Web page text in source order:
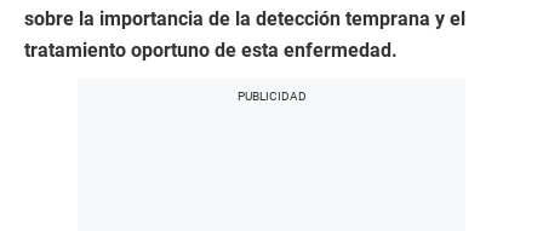
sobre la importancia de la detección temprana y el
tratamiento oportuno de esta enfermedad.